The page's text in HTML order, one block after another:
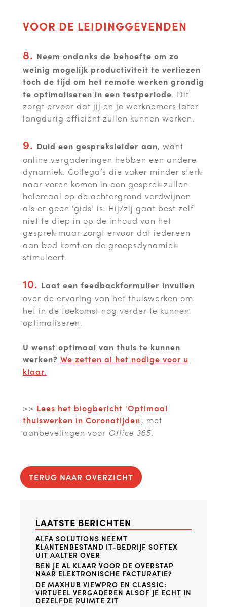
VOOR DE LEIDINGGEVENDEN
8. Neem ondanks de behoefte om zo
weinig mogelijk productiviteit te verliezen
toch de tijd om het remote werken grondig
te optimaliseren in een testperiode. Dit
zorgt ervoor dat jij en je werknemers later
langdurig efficiënt zullen kunnen werken.
9. Duid een gespreksleider aan, want
online vergaderingen hebben een andere
dynamiek. Collega’s die vaker minder sterk
naar voren komen in een gesprek zullen
helemaal op de achtergrond verdwijnen
als er geen ‘gids’ is. Hij/zij gaat best zelf
niet te diep in op de inhoud van het
gesprek maar zorgt ervoor dat iedereen
aan bod komt en de groepsdynamiek
stimuleert.
10. Laat een feedbackformulier invullen
over de ervaring van het thuiswerken om
het in de toekomst nog verder te kunnen
optimaliseren.
U wenst optimaal van thuis te kunnen
werken? We zetten al het nodige voor u
klaar.
>> Lees het blogbericht 'Optimaal
thuiswerken in Coronatijden', met
aanbevelingen voor Office 365.
TERUG NAAR OVERZICHT
LAATSTE BERICHTEN
ALFA SOLUTIONS NEEMT
KLANTENBESTAND IT-BEDRIJF SOFTEX
UIT AALTER OVER
BEN JE AL KLAAR VOOR DE OVERSTAP
NAAR ELEKTRONISCHE FACTURATIE?
DE MAXHUB VIEWPRO EN CLASSIC:
VIRTUEEL VERGADEREN ALSOF JE ECHT IN
DEZELFDE RUIMTE ZIT